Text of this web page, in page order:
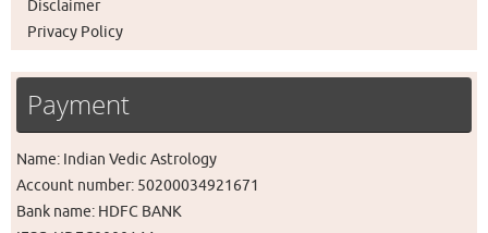
Disclaimer
Privacy Policy
Payment
Name: Indian Vedic Astrology
Account number: 50200034921671
Bank name: HDFC BANK